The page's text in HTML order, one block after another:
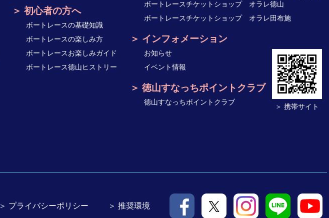
初心者の方へ
ボートレースの基礎知識
ボートレースの楽しみ方
ボートレースお楽しみガイド
ボートレース徳山ヒストリー
ボートレースチケットショップ オラレ徳山
ボートレースチケットショップ オラレ田布施
インフォメーション
お知らせ
イベント情報
徳山すなっちポイントクラブ
徳山すなっちポイントクラブ
＞ 携帯サイト
＞ プライバシーポリシー ＞ 推奨環境